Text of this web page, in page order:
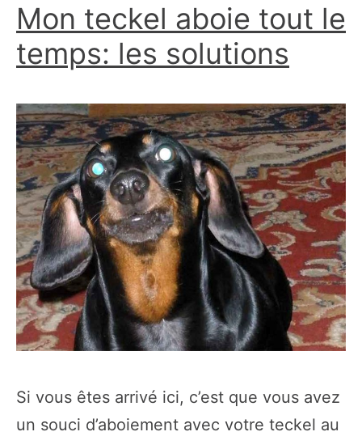
à
endroit
Mon teckel aboie tout le
temps: les solutions
Si vous êtes arrivé ici, c’est que vous avez
un souci d’aboiement avec votre teckel au